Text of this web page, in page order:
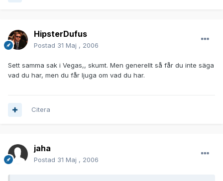
HipsterDufus
Postad 31 Maj , 2006
Sett samma sak i Vegas,, skumt. Men generellt så får du inte säga
vad du har, men du får ljuga om vad du har.
Citera
jaha
Postad 31 Maj , 2006